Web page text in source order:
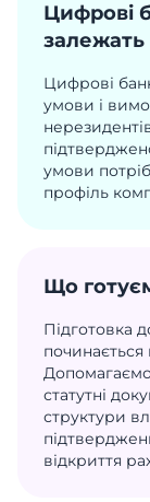
Цифрові
залежать
Цифрові
умови і
умови
профіль
Що
Підготовка
починається
статутні
структури
відкриття